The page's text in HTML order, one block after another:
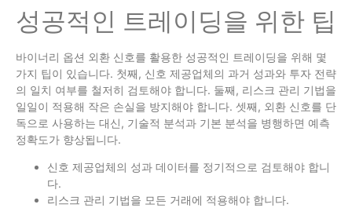
성공적인 트레이딩을 위한 팁
바이너리 옵션 외환 신호를 활용한 성공적인 트레이딩을 위해 몇
가지 팁이 있습니다. 첫째, 신호 제공업체의 과거 성과와 투자 전략
의 일치 여부를 철저히 검토해야 합니다. 둘째, 리스크 관리 기법을
일일이 적용해 작은 손실을 방지해야 합니다. 셋째, 외환 신호를 단
독으로 사용하는 대신, 기술적 분석과 기본 분석을 병행하면 예측
정확도가 향상됩니다.
신호 제공업체의 성과 데이터를 정기적으로 검토해야 합니
다.
리스크 관리 기법을 모든 거래에 적용해야 합니다.